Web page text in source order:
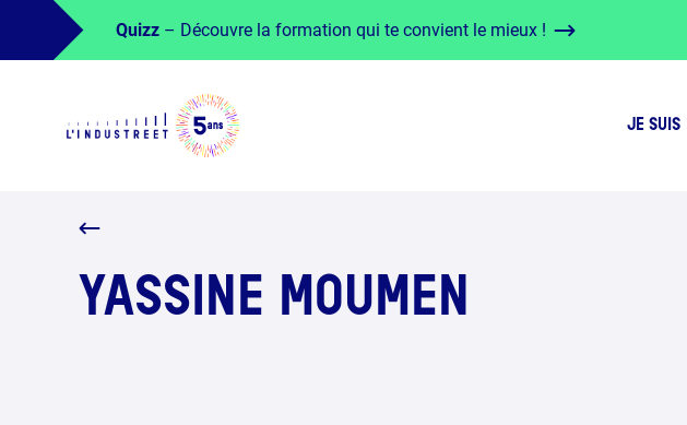
Quizz – Découvre la formation qui te convient le mieux !
JE SUIS
YASSINE MOUMEN